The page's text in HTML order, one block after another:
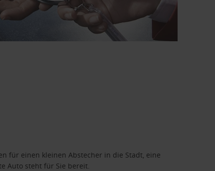
für einen kleinen Abstecher in die Stadt, eine
Auto steht für Sie bereit.